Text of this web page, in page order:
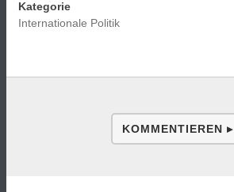
Kategorie
Internationale Politik
KOMMENTIEREN ▸